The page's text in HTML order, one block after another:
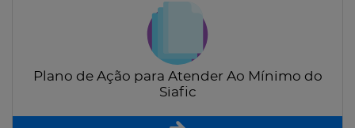
Plano de Ação para Atender Ao Mínimo do
Siafic